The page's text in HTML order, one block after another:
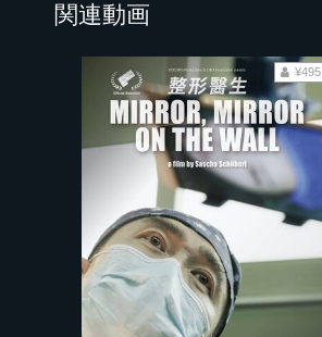
関連動画
¥495